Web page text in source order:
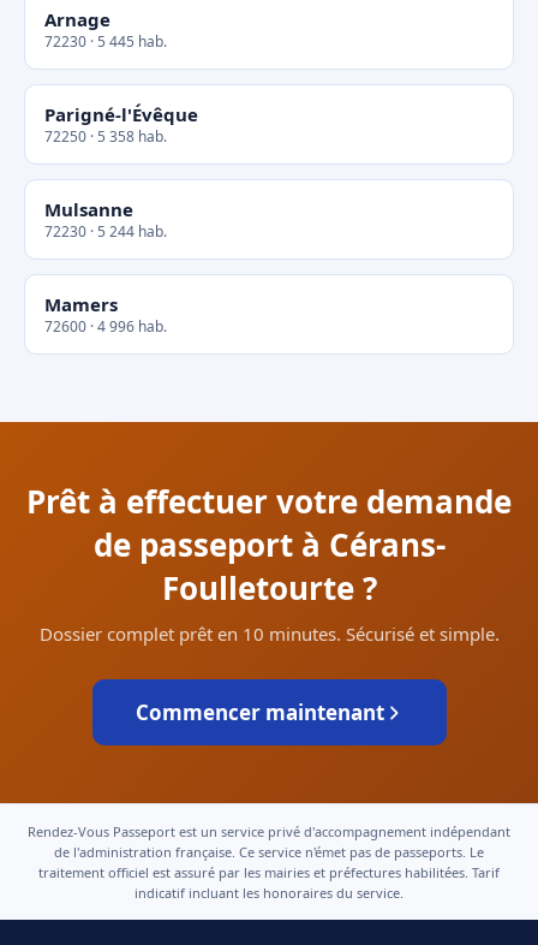
Arnage
72230 · 5 445 hab.
Parigné-l'Évêque
72250 · 5 358 hab.
Mulsanne
72230 · 5 244 hab.
Mamers
72600 · 4 996 hab.
Prêt à effectuer votre demande
de passeport à Cérans-
Foulletourte ?
Dossier complet prêt en 10 minutes. Sécurisé et simple.
Commencer maintenant
Rendez-Vous Passeport est un service privé d'accompagnement indépendant
de l'administration française. Ce service n'émet pas de passeports. Le
traitement officiel est assuré par les mairies et préfectures habilitées. Tarif
indicatif incluant les honoraires du service.